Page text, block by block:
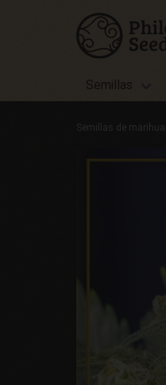
Semillas
Semillas de